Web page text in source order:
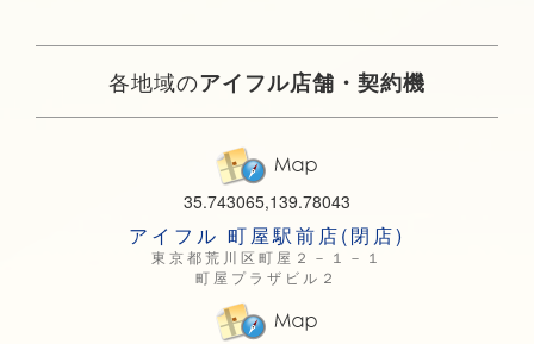
各地域のアイフル店舗・契約機
35.743065,139.78043
アイフル 町屋駅前店(閉店)
東京都荒川区町屋２－１－１
町屋プラザビル２